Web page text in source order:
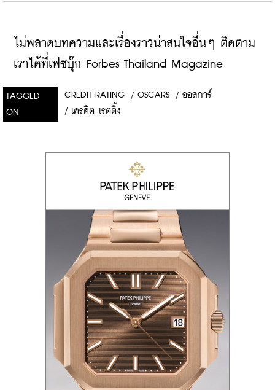
ไม่พลาดบทความและเรื่องราวน่าสนใจอื่นๆ ติดตาม
เราได้ที่เฟซบุ๊ก Forbes Thailand Magazine
TAGGED
ON
CREDIT RATING / OSCARS / ออสการ์
/ เครดิต เรตติ้ง